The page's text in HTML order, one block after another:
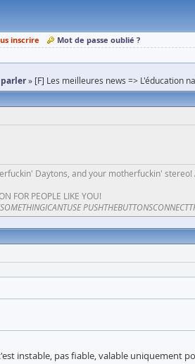
inscrire
Mot de passe oublié ?
[F] Les meilleures news => L'éducation
Daytons, and your motherfuckin'
FOR PEOPLE LIKE YOU!
instable, pas fiable, valable uniquement